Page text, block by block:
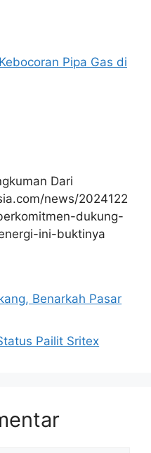
Pipa Gas di
Dari
news/2024122
dukung-
ini-buktinya
Benarkah Pasar
Pailit Sritex